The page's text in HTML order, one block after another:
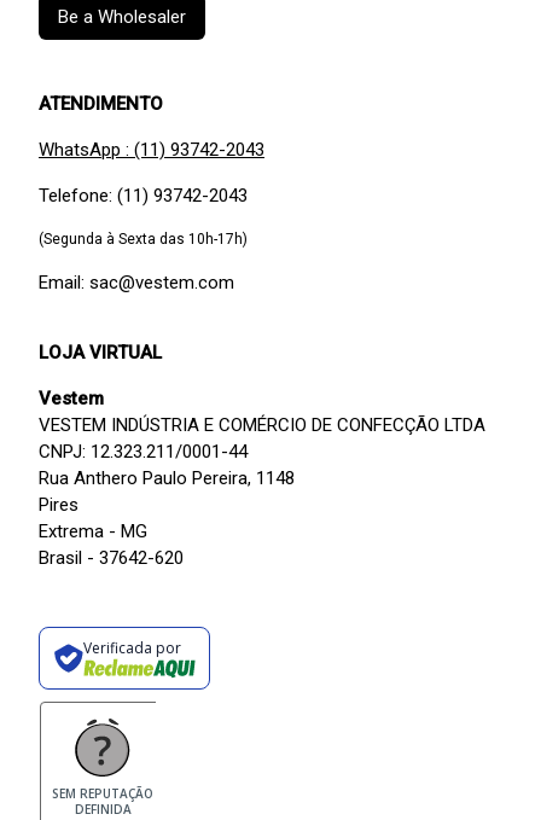
Be a Wholesaler
ATENDIMENTO
WhatsApp : (11) 93742-2043
Telefone: (11) 93742-2043
(Segunda à Sexta das 10h-17h)
Email: sac@vestem.com
LOJA VIRTUAL
Vestem
VESTEM INDÚSTRIA E COMÉRCIO DE CONFECÇÃO LTDA
CNPJ: 12.323.211/0001-44
Rua Anthero Paulo Pereira, 1148
Pires
Extrema - MG
Brasil - 37642-620
Verificada por
SEM REPUTAÇÃO
DEFINIDA